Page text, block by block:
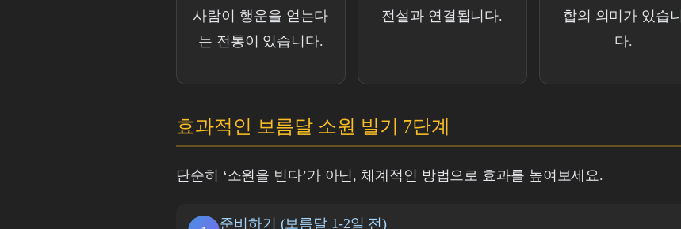
사람이 행운을 얻는다
는 전통이 있습니다.
전설과 연결됩니다.
합의 의미가 있습니
다.
효과적인 보름달 소원 빌기 7단계
단순히 ‘소원을 빈다’가 아닌, 체계적인 방법으로 효과를 높여보세요.
준비하기 (보름달 1-2일 전)